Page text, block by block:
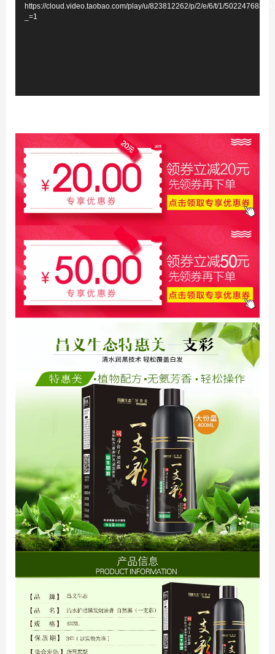
https://cloud.video.taobao.com/play/u/823812262/p/2/e/6/t/1/
_=1